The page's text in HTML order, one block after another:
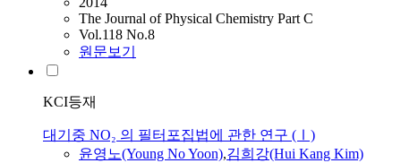
The Journal of Physical Chemistry Part C
Vol.118 No.8
원문보기
KCI등재
대기중 NO₂ 의 필터포집법에 관한 연구 (Ⅰ)
윤영노(Young NoYoon),김희강(Hui Kang Kim)